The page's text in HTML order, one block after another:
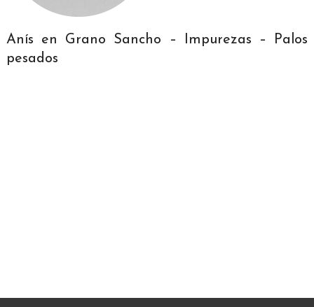
Anís en Grano Sancho – Impurezas – Palos
pesados